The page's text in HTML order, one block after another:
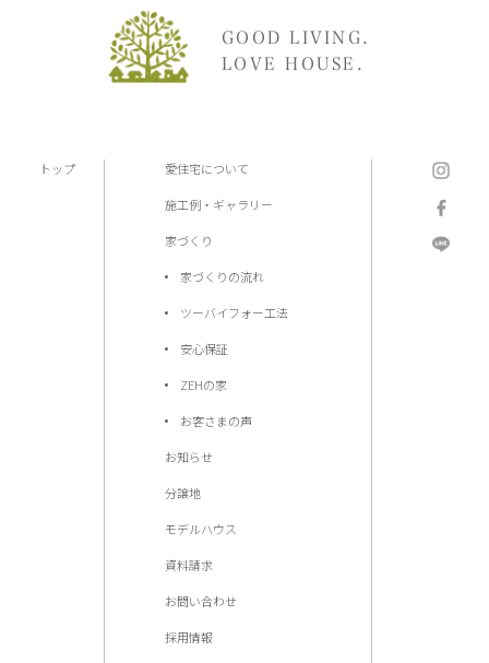
GOOD LIVING.
LOVE HOUSE.
トップ 愛住宅について
施工例・ギャラリー
家づくり
家づくりの流れ
ツーバイフォー工法
安心保証
ZEHの家
お客さまの声
お知らせ
分譲地
モデルハウス
資料請求
お問い合わせ
採用情報